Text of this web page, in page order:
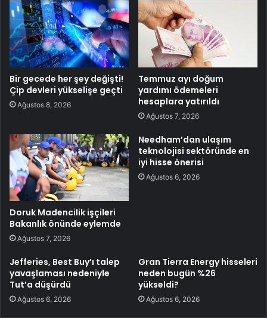
Bir gecede her şey değişti!
Çip devleri yükselişe geçti
Ağustos 8, 2026
Temmuz ayı doğum
yardımı ödemeleri
hesaplara yatırıldı
Ağustos 7, 2026
Doruk Madencilik işçileri
Bakanlık önünde eylemde
Ağustos 7, 2026
Needham’dan ulaşım
teknolojisi sektöründe en
iyi hisse önerisi
Ağustos 6, 2026
Jefferies, Best Buy’ı talep
yavaşlaması nedeniyle
Tut’a düşürdü
Ağustos 6, 2026
Gran Tierra Energy hisseleri
neden bugün %26
yükseldi?
Ağustos 6, 2026